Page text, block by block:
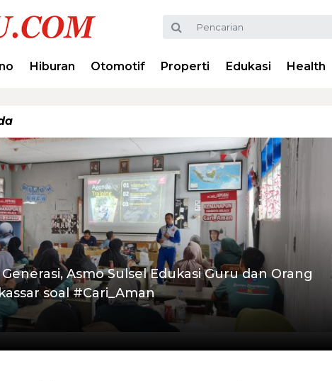
Hiburan Otomotif Properti Edukasi Health
Asmo Sulsel Edukasi Guru dan Orang
soal #Cari_Aman